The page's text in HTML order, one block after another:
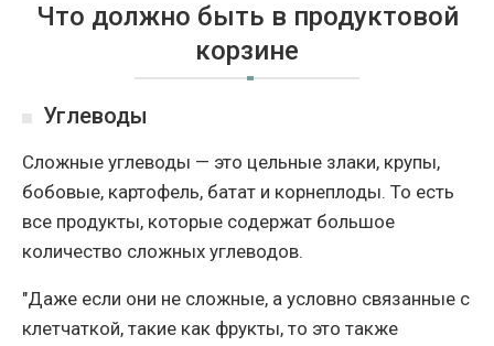
Что должно быть в продуктовой
корзине
Углеводы
Сложные углеводы — это цельные злаки, крупы,
бобовые, картофель, батат и корнеплоды. То есть
все продукты, которые содержат большое
количество сложных углеводов.
"Даже если они не сложные, а условно связанные с
клетчаткой, такие как фрукты, то это также